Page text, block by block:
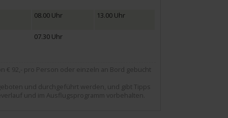
08.00 Uhr 13.00 Uhr
07.30 Uhr
€ 92,- pro Person oder einzeln an Bord gebucht
und durchgeführt werden, und gibt Tipps
und im Ausflugsprogramm vorbehalten.